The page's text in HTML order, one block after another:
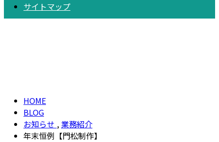
サイトマップ
HOME
BLOG
お知らせ ,業務紹介
年末恒例【門松制作】